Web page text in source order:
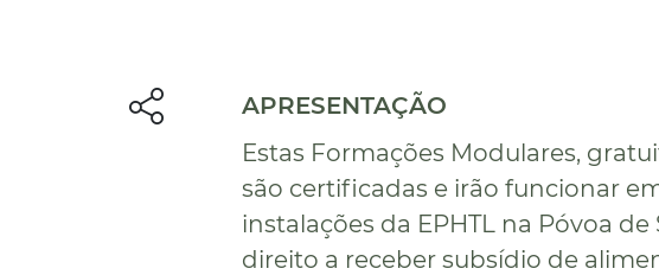
APRESENTAÇÃO
Estas Formações Modulares,
são certificadas e irão funcionar
instalações da EPHTL na Póvoa
direito a receber subsídio de